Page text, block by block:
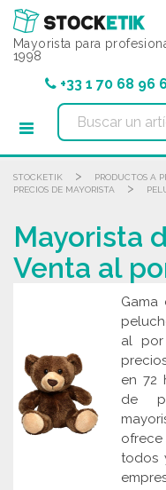
Mayorista para
1998
+33 1 70 68 96
STOCKETIK > PRODUCTOS A
PRECIOS DE MAYORISTA
>
Mayorista
Venta al
Gama
al por
en 72
de
ofrece
todos
Panel de gestión de cookies